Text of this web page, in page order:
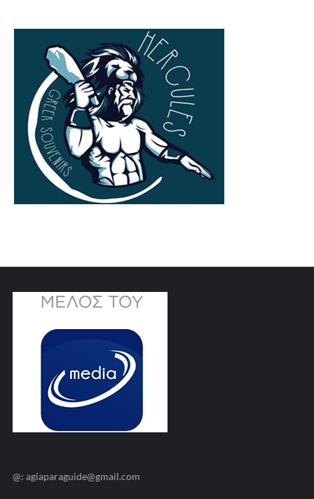
@: agiaparaguide@gmail.com